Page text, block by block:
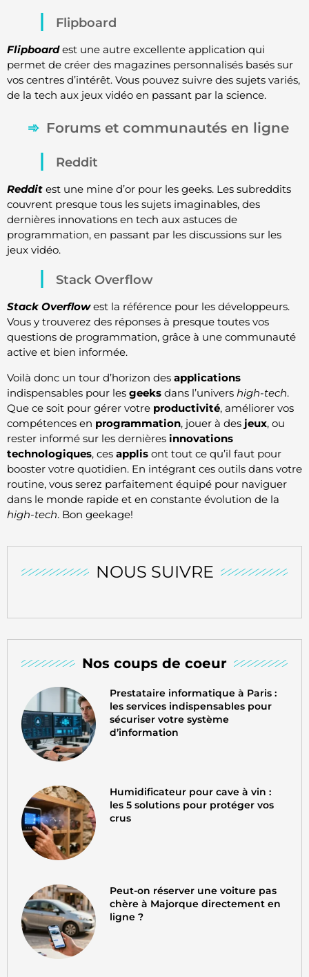
NOUS SUIVRE
Nos coups de coeur
Prestataire informatique à Paris :
les services indispensables pour
sécuriser votre système
d’information
Humidificateur pour cave à vin :
les 5 solutions pour protéger vos
crus
Peut-on réserver une voiture pas
chère à Majorque directement en
ligne ?
Flipboard
Flipboardest une autre excellente application qui
permet de créer des magazines personnalisés basés sur
vos centres d’intérêt. Vous pouvez suivre des sujets variés,
de la tech aux jeux vidéo en passant par la science.
Forums et communautés en ligne
Reddit
Reddit est une mine d’or pour les geeks. Les subreddits
couvrent presque tous les sujets imaginables, des
dernières innovations en tech aux astuces de
programmation, en passant par les discussions sur les
jeux vidéo.
Stack Overflow
Stack Overflowest la référence pour les développeurs.
Vous y trouverez des réponses à presque toutes vos
questions de programmation, grâce à une communauté
active et bien informée.
Voilà donc un tour d’horizon des applications
indispensables pour les geeks dans l’univers high-tech.
Que ce soit pour gérer votre productivité, améliorer vos
compétences en programmation, jouer à des jeux, ou
rester informé sur les dernières innovations
technologiques, ces applis ont tout ce qu’il faut pour
booster votre quotidien. En intégrant ces outils dans votre
routine, vous serez parfaitement équipé pour naviguer
dans le monde rapide et en constante évolution de la
high-tech. Bon geekage!